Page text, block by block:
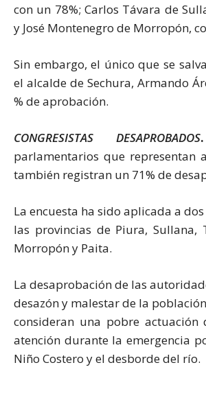
con un 78%; Carlos Távara de
y José Montenegro de Morropón,
Sin embargo, el único que se
el alcalde de Sechura, Armando
% de aprobación.
CONGRESISTAS DESAPROBADOS.
parlamentarios que representan
también registran un 71% de
La encuesta ha sido aplicada a
las provincias de Piura, Sullana,
Morropón y Paita.
La desaprobación de las
desazón y malestar de la
consideran una pobre actuación
atención durante la emergencia
Niño Costero y el desborde del río.